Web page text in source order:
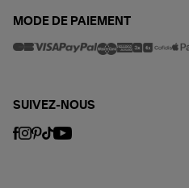
MODE DE PAIEMENT
SUIVEZ-NOUS